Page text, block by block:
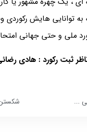
به توانایی هایش
ملی و حتی جهانی
ثبت رکورد : هادی
...